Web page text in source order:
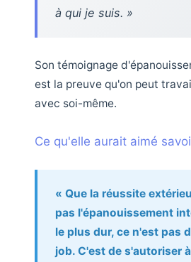
à qui je suis. »
Son témoignage
est la preuve qu'on peut
avec soi-même.
Ce qu'elle aurait aimé
« Que la réussite
pas l'épanouissement
le plus dur, ce n'est pas
job. C'est de s'autoriser